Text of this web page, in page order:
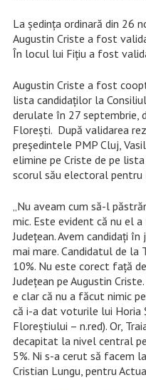
La ședința ordinară din 26
Augustin Criste a fost
În locul lui Fițiu a fost
Augustin Criste a fost
lista candidaților la
derulate în 27 septembrie,
Florești. După validarea
președintele PMP Cluj,
elimine pe Criste de pe
scorul său electoral
„Nu aveam cum să-l
mic. Este evident că nu el
Județean. Avem candidați
mai mare. Candidatul de la
10%. Nu este corect față
Județean pe Augustin
e clar că nu a făcut nimic
că i-a dat voturile lui Horia
Floreștiului – n.red). Or,
decapitat la nivel central
5%. Ni s-a cerut să facem
Cristian Lungu, pentru